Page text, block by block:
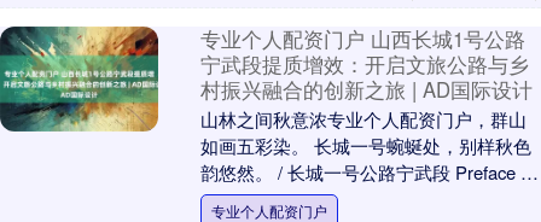
专业个人配资门户 山西长城1号公路
宁武段提质增效：开启文旅公路与乡
村振兴融合的创新之旅 | AD国际设计
山林之间秋意浓专业个人配资门户，群山
如画五彩染。 长城一号蜿蜒处，别样秋色
韵悠然。 / 长城一号公路宁武段 Preface 山
西长城一号旅游公路，是一条贯穿大同....
专业个人配资门户